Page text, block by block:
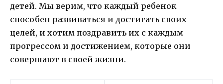
детей. Мы верим, что каждый ребенок
способен развиваться и достигать своих
целей, и хотим поздравить их с каждым
прогрессом и достижением, которые они
совершают в своей жизни.